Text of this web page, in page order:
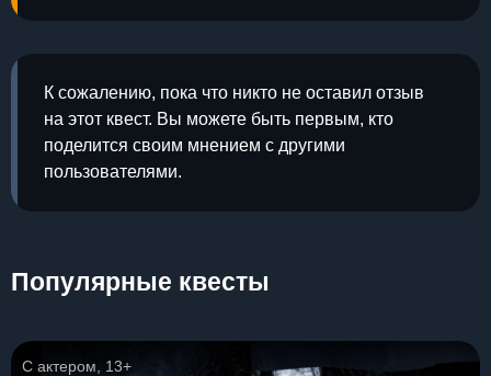
К сожалению, пока что никто не оставил отзыв
на этот квест. Вы можете быть первым, кто
поделится своим мнением с другими
пользователями.
Популярные квесты
С актером, 13+